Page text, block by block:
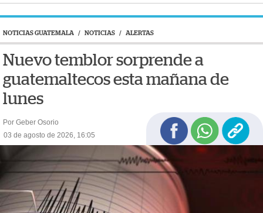
NOTICIAS GUATEMALA / NOTICIAS / ALERTAS
Nuevo temblor sorprende a
guatemaltecos esta mañana de
lunes
Por Geber Osorio
03 de agosto de 2026, 16:05